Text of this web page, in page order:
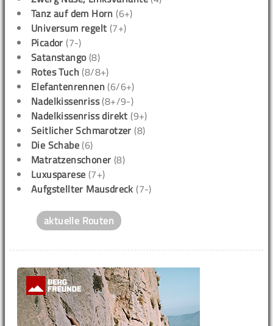
Tanz auf dem Horn (6+)
Universum regelt (7+)
Picador (7-)
Satanstango(8)
Rotes Tuch (8/8+)
Elefantenrennen (6/6+)
Nadelkissenriss(8+/9-)
Nadelkissenriss direkt (9+)
Seitlicher Schmarotzer (8)
Die Schabe (6)
Matratzenschoner (8)
Luxusparese (7+)
Aufgstellter Mausdreck (7-)
aktuelle Routen